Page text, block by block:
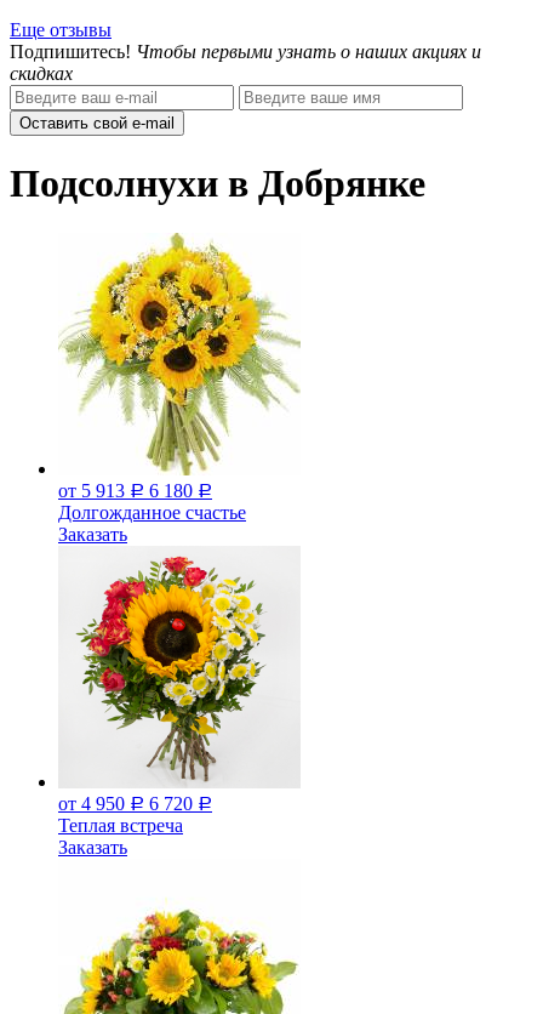
Еще отзывы
Подпишитесь! Чтобы первыми узнать о наших акциях и
скидках
Оставить свой e-mail
Подсолнухи в Добрянке
от 5 913 Р 6 180 Р
Долгожданное счастье
Заказать
от 4 950 Р 6 720 Р
Теплая встреча
Заказать